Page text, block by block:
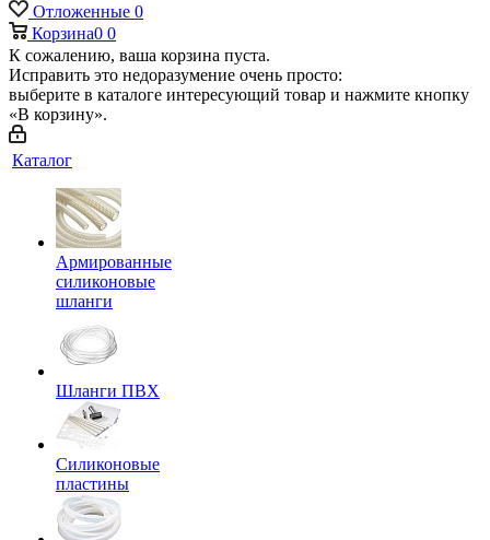
Отложенные 0
Корзина0 0
К сожалению, ваша корзина пуста.
Исправить это недоразумение очень просто:
выберите в каталоге интересующий товар и нажмите кнопку
«В корзину».
Каталог
Армированные
силиконовые
шланги
Шланги ПВХ
Силиконовые
пластины